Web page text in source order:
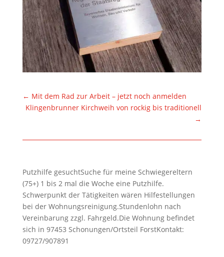
← Mit dem Rad zur Arbeit – jetzt noch anmelden
Klingenbrunner Kirchweih von rockig bis traditionell
→
Putzhilfe gesuchtSuche für meine Schwiegereltern
(75+) 1 bis 2 mal die Woche eine Putzhilfe.
Schwerpunkt der Tätigkeiten wären Hilfestellungen
bei der Wohnungsreinigung.Stundenlohn nach
Vereinbarung zzgl. Fahrgeld.Die Wohnung befindet
sich in 97453 Schonungen/Ortsteil ForstKontakt:
09727/907891